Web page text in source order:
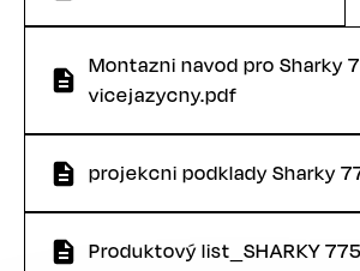
Montazni navod pro Sharky
vicejazycny.pdf
projekcni podklady Sharky
Produktový list_SHARKY